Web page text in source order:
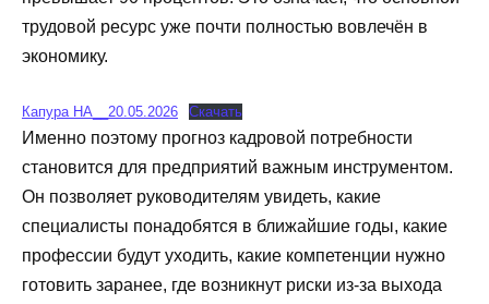
трудовой ресурс уже почти полностью вовлечён в
экономику.
Капура НА__20.05.2026 Скачать
Именно поэтому прогноз кадровой потребности
становится для предприятий важным инструментом.
Он позволяет руководителям увидеть, какие
специалисты понадобятся в ближайшие годы, какие
профессии будут уходить, какие компетенции нужно
готовить заранее, где возникнут риски из-за выхода